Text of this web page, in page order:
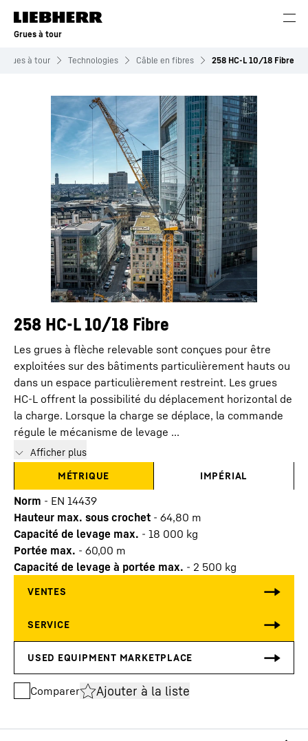
Grues à tour
Grues à tour Technologies Câble en fibres 258 HC-L 10/18 Fibre
258 HC-L 10/18 Fibre
Les grues à flèche relevable sont conçues pour être
exploitées sur des bâtiments particulièrement hauts ou
dans un espace particulièrement restreint. Les grues
HC-L offrent la possibilité du déplacement horizontal de
la charge. Lorsque la charge se déplace, la commande
régule le mécanisme de levage ...
Afficher plus
MÉTRIQUE
IMPÉRIAL
Norm - EN 14439
Hauteur max. sous crochet - 64,80 m
Capacité de levage max. - 18 000 kg
Portée max. - 60,00 m
Capacité de levage à portée max. - 2 500 kg
Comparer Ajouter à la liste